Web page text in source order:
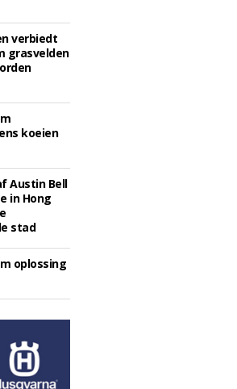
verbiedt
grasvelden
koeien
Austin Bell
in Hong
stad
oplossing